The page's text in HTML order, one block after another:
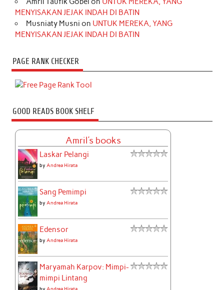
MENYISAKAN JEJAK INDAH DI BATIN
Musniaty Musni on UNTUK MEREKA, YANG
MENYISAKAN JEJAK INDAH DI BATIN
PAGE RANK CHECKER
GOOD READS BOOK SHELF
Amril's books
Laskar Pelangi
by Andrea Hirata
Sang Pemimpi
by Andrea Hirata
Edensor
by Andrea Hirata
Maryamah Karpov: Mimpi-
mimpi Lintang
by Andrea Hirata